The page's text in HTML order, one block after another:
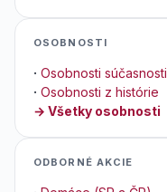
OSOBNOSTI
· Osobnosti súčasnosti
· Osobnosti z histórie
→ Všetky osobnosti
ODBORNÉ AKCIE